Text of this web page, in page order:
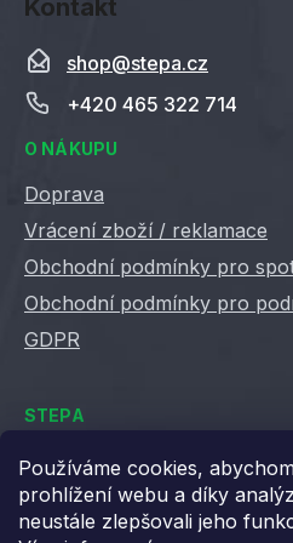
Používáme cookies,
prohlížení webu a díky
neustále zlepšovali jeho
Kontakt
shop@stepa.cz
+420 465 322 714
O NÁKUPU
Doprava
Vrácení zboží / reklamace
Obchodní podmínky pro
Obchodní podmínky pro
GDPR
STEPA
Kontakty
Kariéra ve Stepě
Věrnostní slevy